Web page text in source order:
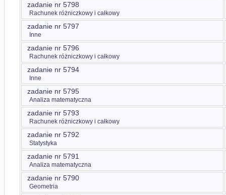
zadanie nr 5798
Rachunek różniczkowy i całkowy
zadanie nr 5797
Inne
zadanie nr 5796
Rachunek różniczkowy i całkowy
zadanie nr 5794
Inne
zadanie nr 5795
Analiza matematyczna
zadanie nr 5793
Rachunek różniczkowy i całkowy
zadanie nr 5792
Statystyka
zadanie nr 5791
Analiza matematyczna
zadanie nr 5790
Geometria